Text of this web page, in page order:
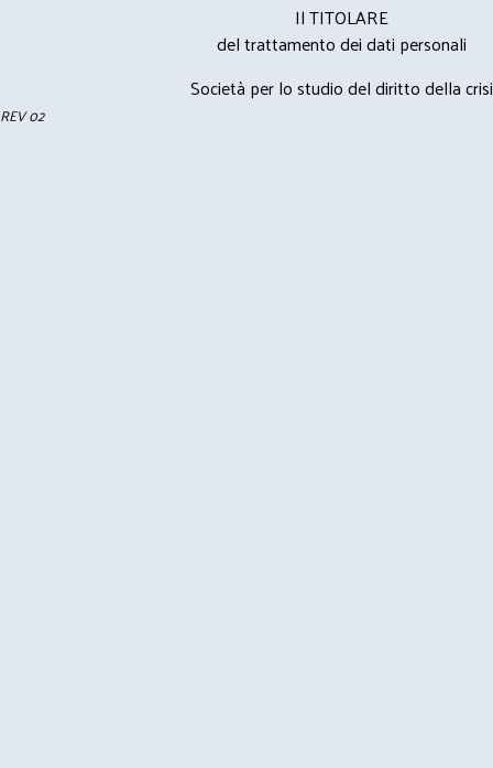
Il TITOLARE
del trattamento dei dati personali
Società per lo studio del diritto della crisi
REV 02